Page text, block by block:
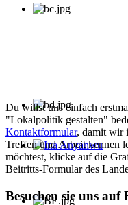
Ina Anyanwu
Du willst uns einfach
"Lokalpolitik gestalten"
Kontaktformular, damit wir
Treffen und Arbeit kennen
möchtest, klicke auf die
Beitritts-Formular des
Besuchen sie uns auf